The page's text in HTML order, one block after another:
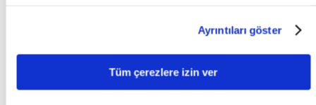
Ayrıntıları göster
Tüm çerezlere izin ver
borçlunuz ödeme yapmaya yanaşmadığı taktirde söz konusu
uyuşmazlığı sizin onayınıza binaen mahkemeye taşıyoruz.
2. Yasal Yollara Başvurulması